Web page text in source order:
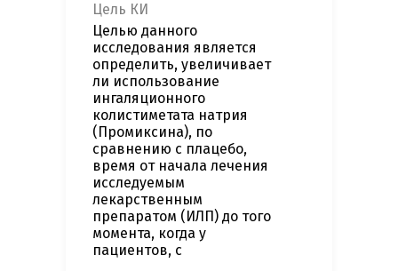
Цель КИ
Целью данного
исследования является
определить, увеличивает
ли использование
ингаляционного
колистиметата натрия
(Промиксина), по
сравнению с плацебо,
время от начала лечения
исследуемым
лекарственным
препаратом (ИЛП) до того
момента, когда у
пациентов, с